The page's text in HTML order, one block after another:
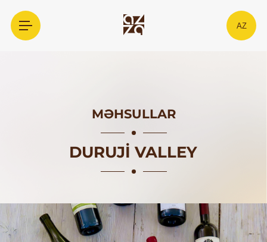
AZ
MƏHSULLAR
DURUJI VALLEY